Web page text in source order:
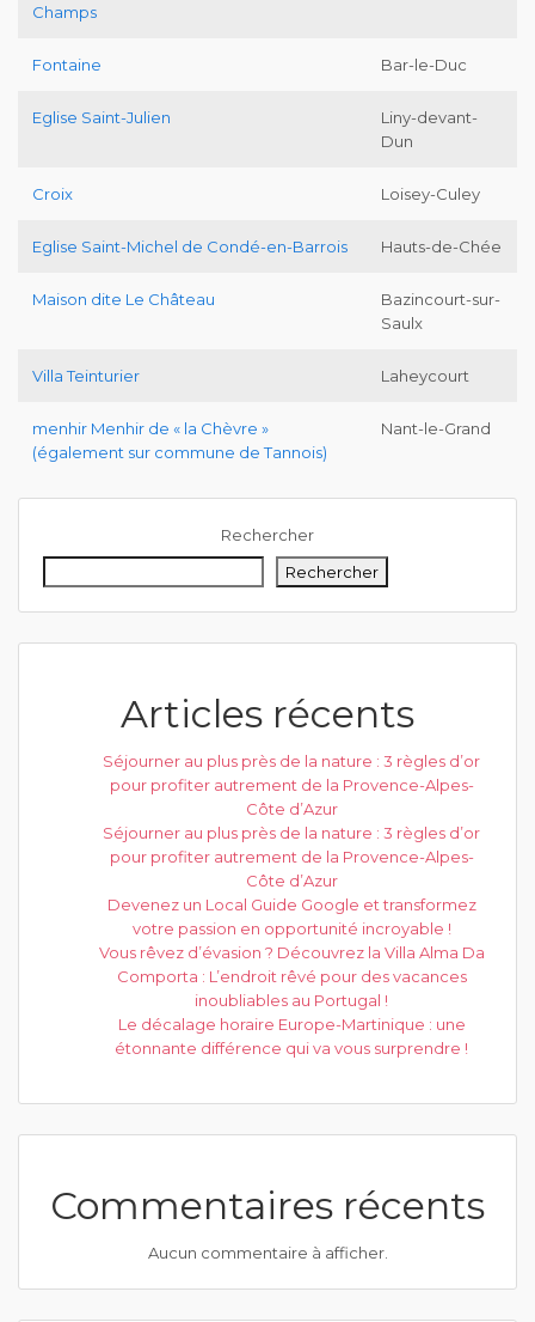
Champs
Fontaine Bar-le-Duc
Eglise Saint-Julien
Liny-devant-
Dun
Croix Loisey-Culey
Eglise Saint-Michel de Condé-en-Barrois Hauts-de-Chée
Maison dite Le Château
Bazincourt-sur-
Saulx
Villa Teinturier Laheycourt
menhir Menhir de « la Chèvre »
(également sur commune de Tannois)
Nant-le-Grand
Rechercher
Rechercher
Articles récents
Séjourner au plus près de la nature : 3 règles d’or
pour profiter autrement de la Provence-Alpes-
Côte d’Azur
Séjourner au plus près de la nature : 3 règles d’or
pour profiter autrement de la Provence-Alpes-
Côte d’Azur
Devenez un Local Guide Google et transformez
votre passion en opportunité incroyable !
Vous rêvez d’évasion ? Découvrez la Villa Alma Da
Comporta : L’endroit rêvé pour des vacances
inoubliables au Portugal !
Le décalage horaire Europe-Martinique : une
étonnante différence qui va vous surprendre !
Commentaires récents
Aucun commentaire à afficher.